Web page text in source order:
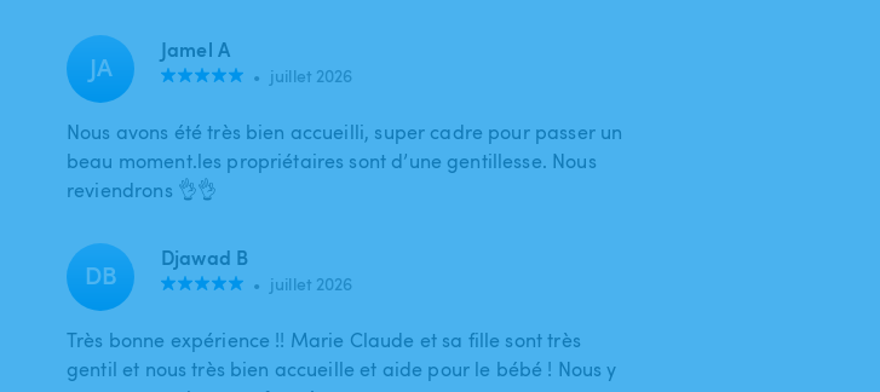
JA Jamel A
• juillet 2026
Nous avons été très bien accueilli, super cadre pour passer un
beau moment.les propriétaires sont d’une gentillesse. Nous
reviendrons 👌👌
DB Djawad B
• juillet 2026
Très bonne expérience !! Marie Claude et sa fille sont très
gentil et nous très bien accueille et aide pour le bébé ! Nous y